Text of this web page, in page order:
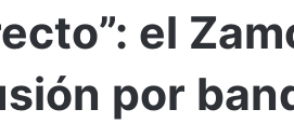
el
por